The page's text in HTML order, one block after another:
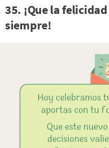
35. ¡Que la
siempre!